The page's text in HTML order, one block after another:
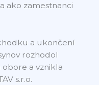
ako zamestnanci
a ukončení
rozhodol
a vznikla
s.r.o.